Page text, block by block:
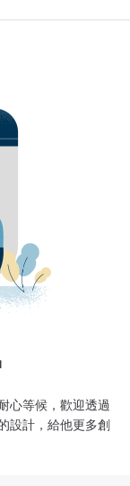
心等候，歡迎透過
設計，給他更多創